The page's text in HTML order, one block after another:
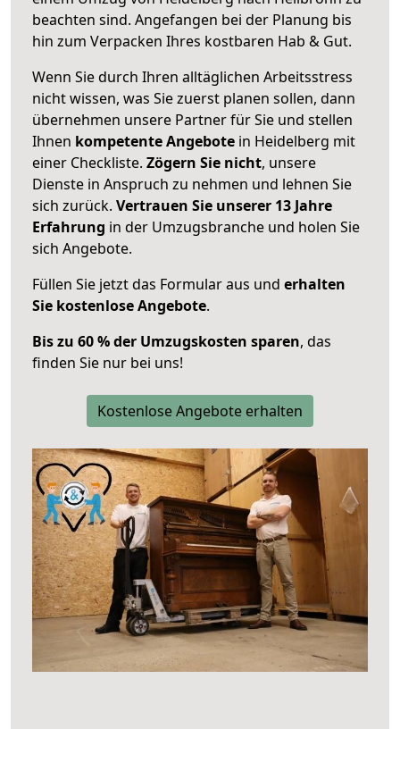
beachten sind. Angefangen bei der Planung bis
hin zum Verpacken Ihres kostbaren Hab & Gut.
Wenn Sie durch Ihren alltäglichen Arbeitsstress
nicht wissen, was Sie zuerst planen sollen, dann
übernehmen unsere Partner für Sie und stellen
Ihnen kompetente Angebote in Heidelberg mit
einer Checkliste. Zögern Sie nicht, unsere
Dienste in Anspruch zu nehmen und lehnen Sie
sich zurück. Vertrauen Sie unserer 13 Jahre
Erfahrung in der Umzugsbranche und holen Sie
sich Angebote.
Füllen Sie jetzt das Formular aus und erhalten
Sie kostenlose Angebote.
Bis zu 60 % der Umzugskosten sparen, das
finden Sie nur bei uns!
Kostenlose Angebote erhalten